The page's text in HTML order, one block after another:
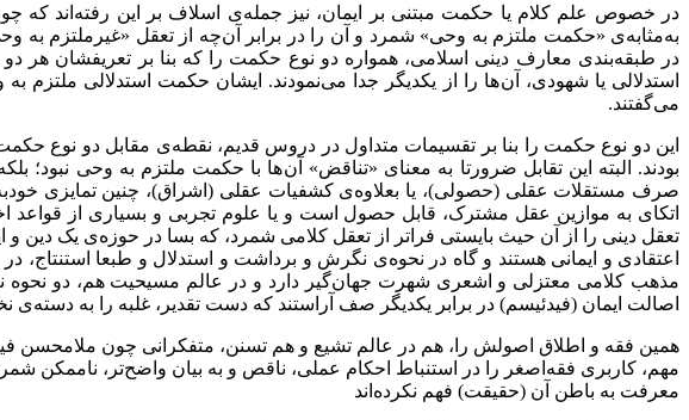
در خصوص علم کلام یا حکمت مبتنی بر ایمان، نیز جمله‌ی اسلاف بر این رفته‌اند که
به‌مثابه‌ی «حکمت ملتزم به وحی» شمرد و آن را در برابر آن‌چه از تعقل «غیرملتزم
در طبقه‌بندی معارف دینی اسلامی، همواره دو نوع حکمت را که بنا بر تعریفشان هر
استدلالی یا شهودی، آن ها را از یکدیگر جدا می‌نمودند. ایشان حکمت استدلالی
می‌گفتند.
این دو نوع حکمت را بنا بر تقسیمات متداول در دروس قدیم، نقطه‌ی مقابل دو نوع
بودند. البته این تقابل ضرورتا به معنای «تناقض» آن ها با حکمت ملتزم به وحی
صرف مستقلات عقلی (حصولی)، یا بعلاوه‌ی کشفیات عقلی (اشراق)، چنین تمایزی
اتکای به موازین عقل مشترک، قابل حصول است و یا علوم تجربی و بسیاری از قواعد
تعقل دینی را از آن حیث بایستی فراتر از تعقل کلامی شمرد، که بسا در حوزه‌ی یک
اعتقادی و ایمانی هستند و گاه در نحوه‌ی نگرش و برداشت و استدلال و طبعا
مذهب کلامی معتزلی و اشعری شهرت جهان‌گیر دارد و در عالم مسیحیت هم، دو نحوه‌
اصالت ایمان (فیدئیسم) در برابر یکدیگر صف آراستند که دست تقدیر، غلبه را به
همین فقه و اطلاق اصولش را، هم در عالم تشیع و هم تسنن، متفکرانی چون ملامحسن فیض
مهم، کاربری فقه‌اصغر را در استنباط احکام عملی، ناقص و به بیان واضح‌تر، ناممکن
معرفت به باطن آن (حقیقت) فهم نکرده‌اند